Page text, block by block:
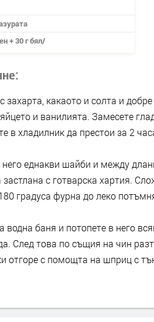
+ 30 г бял/
захарта, какаото и солта и
и ванилията. Замесете
в хладилник да престои за 2
него еднакви шайби и между
с готварска хартия.
градуса фурна до леко
водна баня и потопете в него
След това по същия на чин
отгоре с помощта на шприц с